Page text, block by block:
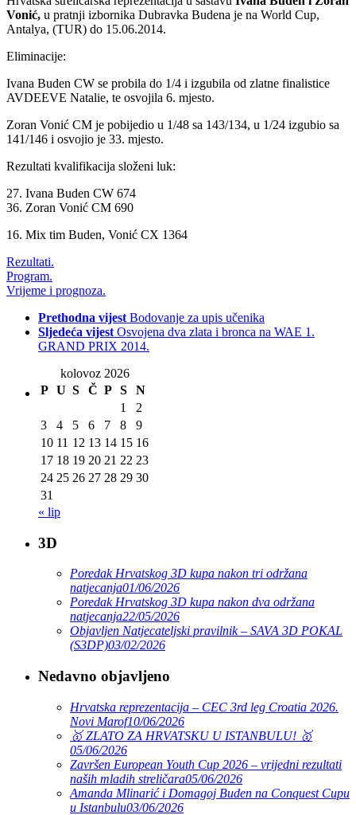
Vonić, u pratnji izbornika Dubravka Budena je na World Cup,
Antalya, (TUR) do 15.06.2014.
Eliminacije:
Ivana Buden CW se probila do 1/4 i izgubila od zlatne finalistice
AVDEEVE Natalie, te osvojila 6. mjesto.
Zoran Vonić CM je pobijedio u 1/48 sa 143/134, u 1/24 izgubio sa
141/146 i osvojio je 33. mjesto.
Rezultati kvalifikacija složeni luk:
27. Ivana Buden CW 674
36. Zoran Vonić CM 690
16. Mix tim Buden, Vonić CX 1364
Rezultati.
Program.
Vrijeme i prognoza.
Prethodna vijest Bodovanje za upis učenika
Sljedeća vijest Osvojena dva zlata i bronca na WAE 1.
GRAND PRIX 2014.
kolovoz 2026
P U S Č P S
N
1
2
3
4 5 6 7 8
9
10 11 12 13 14 15 16
17 18 19 20 21 22 23
24 25 26 27 28 29 30
31
« lip
3D
Poredak Hrvatskog 3D kupa nakon tri održana
natjecanja01/06/2026
Poredak Hrvatskog 3D kupa nakon dva održana
natjecanja22/05/2026
Objavljen Natjecateljski pravilnik – SAVA 3D POKAL
(S3DP)03/02/2026
Nedavno objavljeno
Hrvatska reprezentacija – CEC 3rd leg Croatia 2026.
Novi Marof10/06/2026
🥇 ZLATO ZA HRVATSKU U ISTANBULU! 🥇
05/06/2026
Završen European Youth Cup 2026 – vrijedni rezultati
naših mladih streličara05/06/2026
Amanda Mlinarić i Domagoj Buden na Conquest Cupu
u Istanbulu03/06/2026